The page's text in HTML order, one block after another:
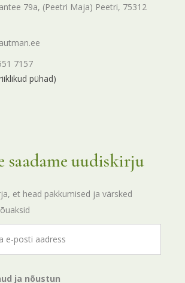
79a, (Peetri Maja) Peetri, 75312
7157
pühad)
saadame uudiskirju
et head pakkumised ja värsked
ja nõustun